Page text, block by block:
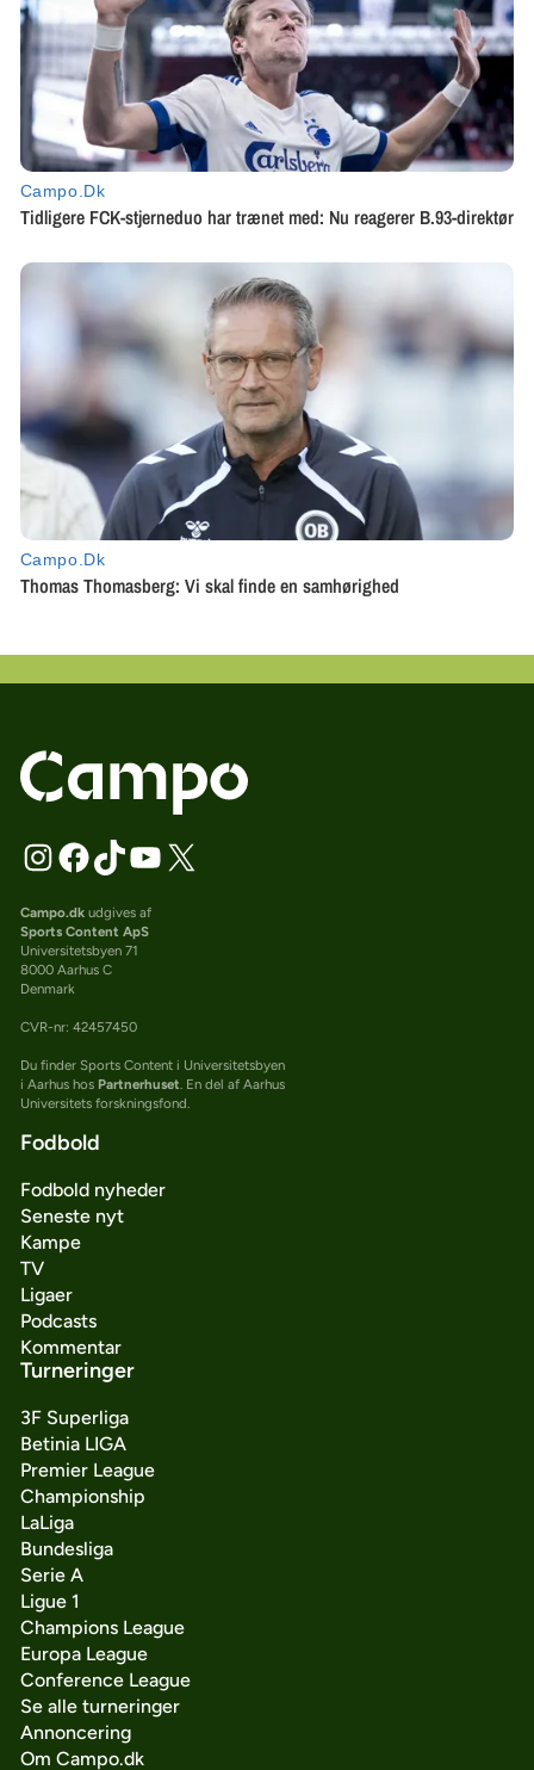
Campo.dkudgives af
Sports Content ApS
Universitetsbyen 71
8000 Aarhus C
Denmark
CVR-nr: 42457450
Du finder Sports Content i Universitetsbyen
i Aarhus hos Partnerhuset. En del af Aarhus
Universitets forskningsfond.
Fodbold
Fodbold nyheder
Seneste nyt
Kampe
TV
Ligaer
Podcasts
Kommentar
Turneringer
3F Superliga
Betinia LIGA
Premier League
Championship
LaLiga
Bundesliga
Serie A
Ligue 1
Champions League
Europa League
Conference League
Se alle turneringer
Annoncering
Om Campo.dk